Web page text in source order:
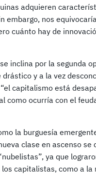
adquieren
embargo, nos
cuánto hay de
inclina por la segunda
y a la vez
capitalismo está
como ocurría con el
la burguesía
clase en ascenso
ya que
capitalistas, como a